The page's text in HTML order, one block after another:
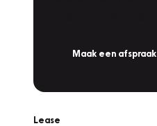
Maak een afspraak
Lease